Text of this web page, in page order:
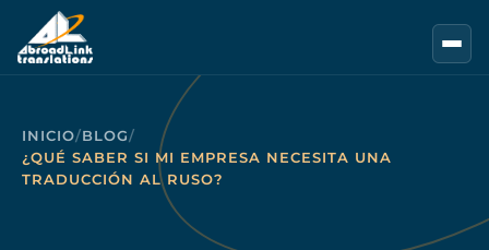
Saltar al contenido principal
INICIO/BLOG/
¿QUÉ SABER SI MI EMPRESA NECESITA UNA
TRADUCCIÓN AL RUSO?